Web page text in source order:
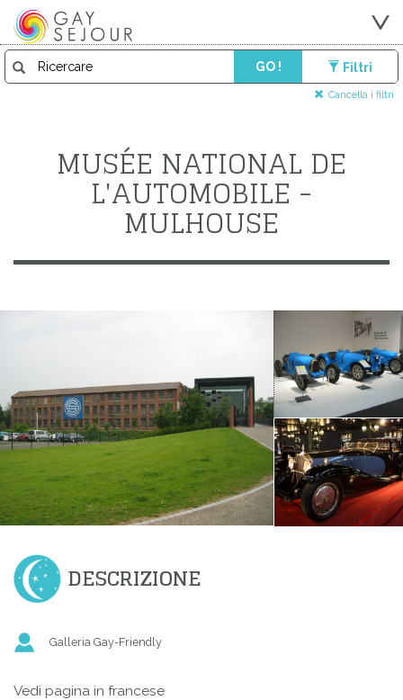
GO ! Filtri
Cancella i filtri
MUSÉE NATIONAL DE
L'AUTOMOBILE -
MULHOUSE
DESCRIZIONE
Galleria Gay-Friendly
Vedi pagina in francese